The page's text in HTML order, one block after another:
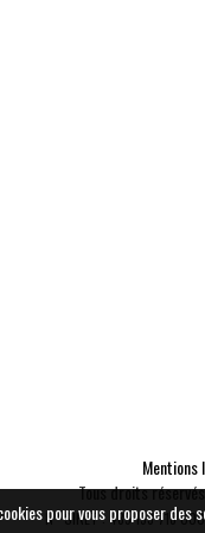
Mentions
Tous droits
N° SIRET : 489 153 718
pour vous proposer des